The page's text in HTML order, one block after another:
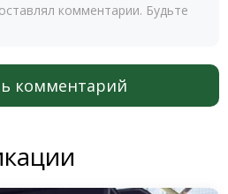
комментарии. Будьте
комментарий